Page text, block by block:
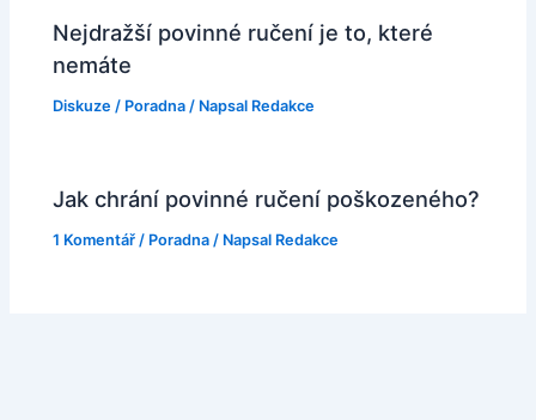
Nejdražší povinné ručení je to, které
nemáte
Diskuze / Poradna / Napsal Redakce
Jak chrání povinné ručení poškozeného?
1 Komentář / Poradna / Napsal Redakce